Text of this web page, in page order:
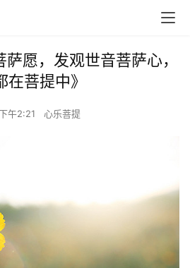
愿，发观世音菩萨心，
菩提中》
午2:21 心乐菩提